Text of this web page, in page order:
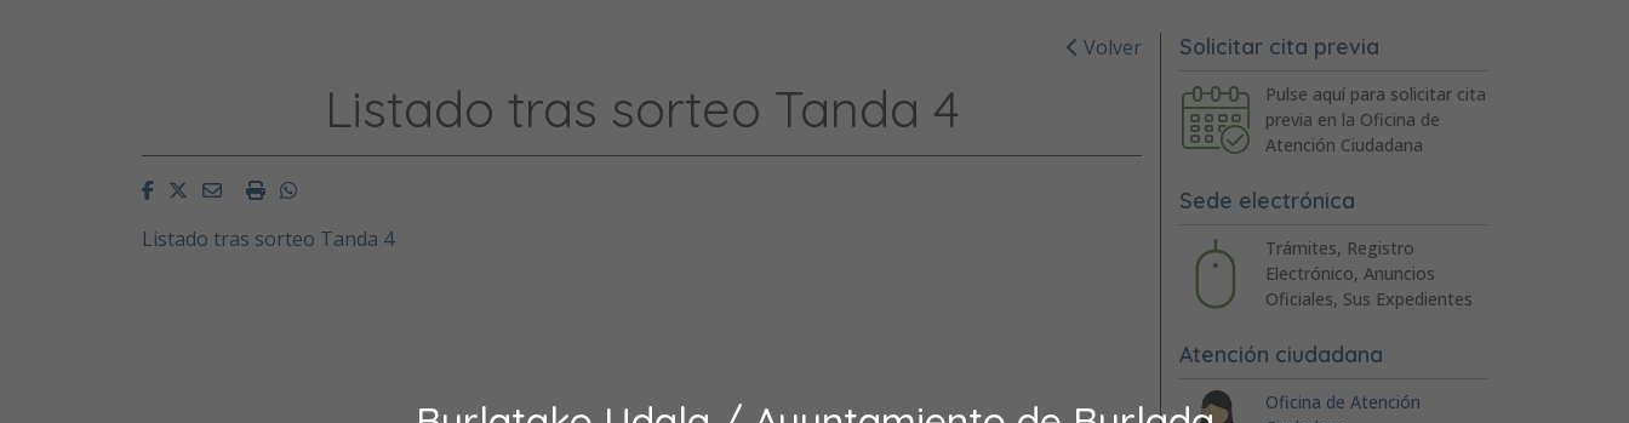
Volver
Listado tras sorteo Tanda 4
FacebookTwitterEmailImprimirWhatsapp
Listado tras sorteo Tanda 4
Solicitar cita previa
Pulse aquí para solicitar cita
previa en la Oficina de
Atención Ciudadana
Sede electrónica
Trámites, Registro
Electrónico, Anuncios
Oficiales, Sus Expedientes
Atención ciudadana
Oficina de Atención